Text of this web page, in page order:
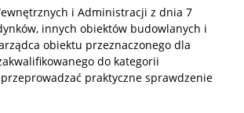
i Administracji z dnia 7
innych obiektów budowlanych i
obiektu przeznaczonego dla
do kategorii
praktyczne sprawdzenie